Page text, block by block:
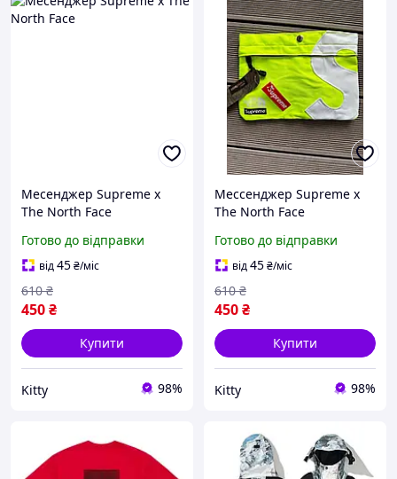
Месенджер Supreme x
The North Face
Готово до відправки
від45₴/міс
450₴
610 ₴
Купити
Kitty 98%
Мессенджер Supreme x
The North Face
Готово до відправки
від45₴/міс
450₴
610 ₴
Купити
Kitty 98%